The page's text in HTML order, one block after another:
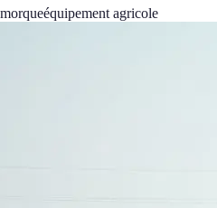
équipement agricole